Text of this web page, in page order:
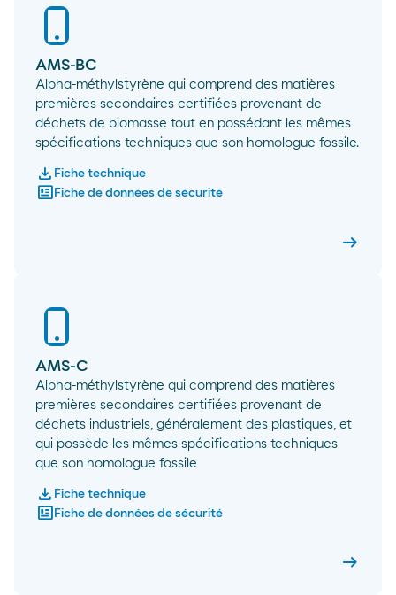
AMS-BC
Alpha-méthylstyrène qui comprend des matières
premières secondaires certifiées provenant de
déchets de biomasse tout en possédant les mêmes
spécifications techniques que son homologue fossile.
download Fiche technique
newsmode Fiche de données de sécurité
arrow_right_altAMS-
AMS-C
Alpha-méthylstyrène qui comprend des matières
premières secondaires certifiées provenant de
déchets industriels, généralement des plastiques, et
qui possède les mêmes spécifications techniques
que son homologue fossile
download Fiche technique
newsmode Fiche de données de sécurité
arrow_right_altAMS-C